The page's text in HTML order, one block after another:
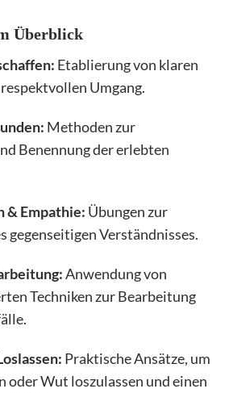
Überblick
Etablierung von klaren
Umgang.
Methoden zur
Benennung der erlebten
& Empathie: Übungen zur
gegenseitigen Verständnisses.
Anwendung von
Techniken zur Bearbeitung
Praktische Ansätze, um
oder Wut loszulassen und einen